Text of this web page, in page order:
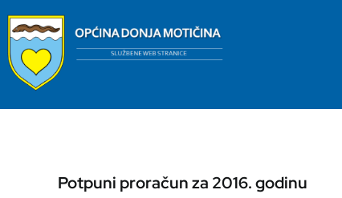
Skip
to
content
Potpuni proračun za 2016. godinu